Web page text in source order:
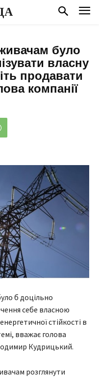
було
власну
продавати
компанії
б доцільно
себе власною
стійкості в
вважає голова
Кудрицький.
розглянути